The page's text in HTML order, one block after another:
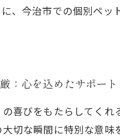
、今治市での個別ペ
：心を込めたサポート
喜びをもたらしてく
切な瞬間に特別な意